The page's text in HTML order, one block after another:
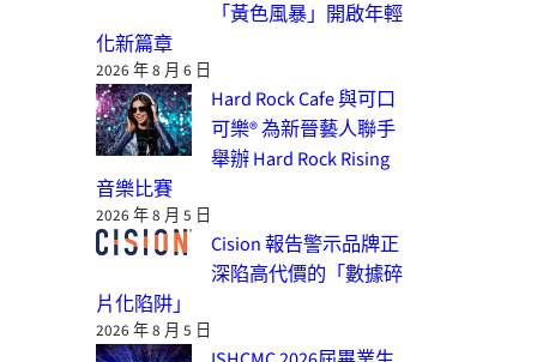
「黃色風暴」開啟年輕
化新篇章
2026 年 8 月 6 日
Hard Rock Cafe 與可口
可樂® 為新晉藝人聯手
舉辦 Hard Rock Rising
音樂比賽
2026 年 8 月 5 日
Cision 報告警示品牌正
深陷高代價的「數據碎
片化陷阱」
2026 年 8 月 5 日